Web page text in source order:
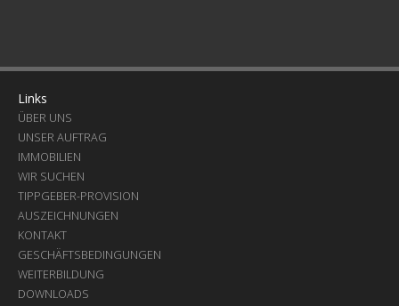
Links
ÜBER UNS
UNSER AUFTRAG
IMMOBILIEN
WIR SUCHEN
TIPPGEBER-PROVISION
AUSZEICHNUNGEN
KONTAKT
GESCHÄFTSBEDINGUNGEN
WEITERBILDUNG
DOWNLOADS